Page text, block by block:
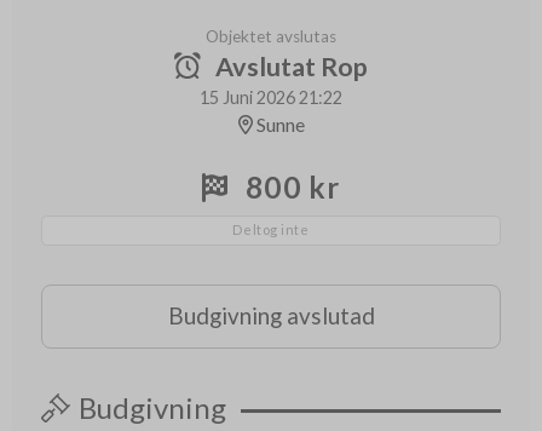
Objektet avslutas
Avslutat Rop
15 Juni 2026 21:22
Sunne
800 kr
Deltog inte
Budgivning avslutad
Budgivning